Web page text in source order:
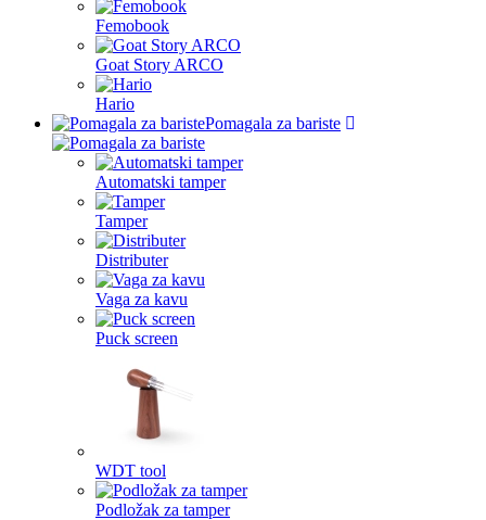
Femobook
Goat Story ARCO
Hario
Pomagala za bariste
Automatski tamper
Tamper
Distributer
Vaga za kavu
Puck screen
WDT tool
Podložak za tamper